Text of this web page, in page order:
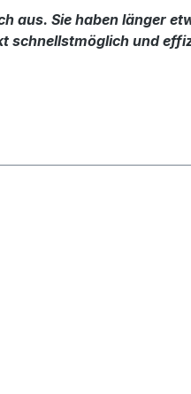
Sie haben länger
schnellstmöglich und